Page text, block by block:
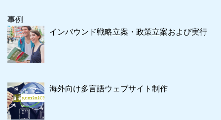
事例
インバウンド戦略立案・政策立案および実行
海外向け多言語ウェブサイト制作